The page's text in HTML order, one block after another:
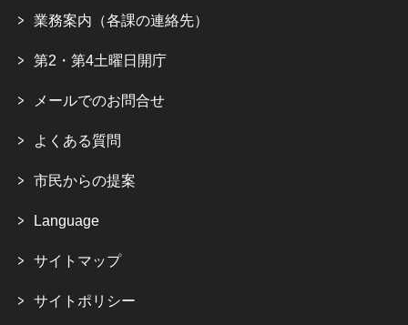
業務案内（各課の連絡先）
第2・第4土曜日開庁
メールでのお問合せ
よくある質問
市民からの提案
Language
サイトマップ
サイトポリシー